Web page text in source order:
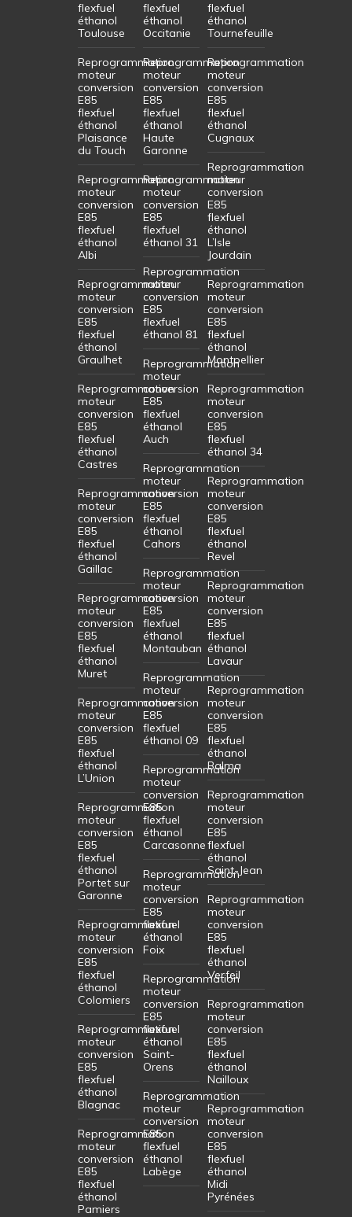
flexfuel
éthanol
Toulouse
Reprogrammation
moteur
conversion
E85
flexfuel
éthanol
Plaisance
du Touch
Reprogrammation
moteur
conversion
E85
flexfuel
éthanol
Albi
Reprogrammation
moteur
conversion
E85
flexfuel
éthanol
Graulhet
Reprogrammation
moteur
conversion
E85
flexfuel
éthanol
Castres
Reprogrammation
moteur
conversion
E85
flexfuel
éthanol
Gaillac
Reprogrammation
moteur
conversion
E85
flexfuel
éthanol
Muret
Reprogrammation
moteur
conversion
E85
flexfuel
éthanol
L’Union
Reprogrammation
moteur
conversion
E85
flexfuel
éthanol
Portet sur
Garonne
Reprogrammation
moteur
conversion
E85
flexfuel
éthanol
Colomiers
Reprogrammation
moteur
conversion
E85
flexfuel
éthanol
Blagnac
Reprogrammation
moteur
conversion
E85
flexfuel
éthanol
Pamiers
flexfuel
éthanol
Occitanie
Reprogrammation
moteur
conversion
E85
flexfuel
éthanol
Haute
Garonne
Reprogrammation
moteur
conversion
E85
flexfuel
éthanol 31
Reprogrammation
moteur
conversion
E85
flexfuel
éthanol 81
Reprogrammation
moteur
conversion
E85
flexfuel
éthanol
Auch
Reprogrammation
moteur
conversion
E85
flexfuel
éthanol
Cahors
Reprogrammation
moteur
conversion
E85
flexfuel
éthanol
Montauban
Reprogrammation
moteur
conversion
E85
flexfuel
éthanol 09
Reprogrammation
moteur
conversion
E85
flexfuel
éthanol
Carcasonne
Reprogrammation
moteur
conversion
E85
flexfuel
éthanol
Foix
Reprogrammation
moteur
conversion
E85
flexfuel
éthanol
Saint-
Orens
Reprogrammation
moteur
conversion
E85
flexfuel
éthanol
Labège
flexfuel
éthanol
Tournefeuille
Reprogrammation
moteur
conversion
E85
flexfuel
éthanol
Cugnaux
Reprogrammation
moteur
conversion
E85
flexfuel
éthanol
L’Isle
Jourdain
Reprogrammation
moteur
conversion
E85
flexfuel
éthanol
Montpellier
Reprogrammation
moteur
conversion
E85
flexfuel
éthanol 34
Reprogrammation
moteur
conversion
E85
flexfuel
éthanol
Revel
Reprogrammation
moteur
conversion
E85
flexfuel
éthanol
Lavaur
Reprogrammation
moteur
conversion
E85
flexfuel
éthanol
Balma
Reprogrammation
moteur
conversion
E85
flexfuel
éthanol
Saint-Jean
Reprogrammation
moteur
conversion
E85
flexfuel
éthanol
Verfeil
Reprogrammation
moteur
conversion
E85
flexfuel
éthanol
Nailloux
Reprogrammation
moteur
conversion
E85
flexfuel
éthanol
Midi
Pyrénées